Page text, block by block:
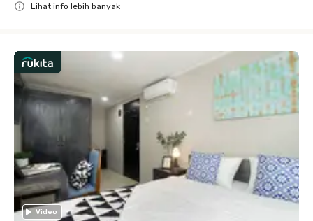
Lihat info lebih banyak
Video